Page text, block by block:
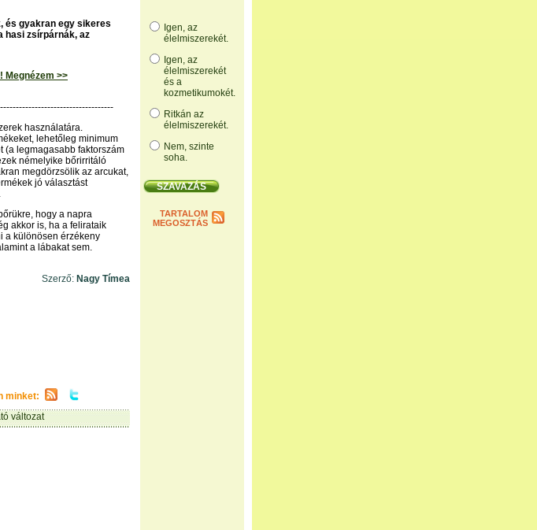
Igen, az
élelmiszerekét.
Igen, az
élelmiszerekét
és a
kozmetikumokét.
Ritkán az
élelmiszerekét.
Nem, szinte
soha.
TARTALOM
MEGOSZTÁS
és gyakran egy sikeres
hasi zsírpárnák, az
Megnézem >>
használatára.
lehetőleg minimum
(a legmagasabb faktorszám
némelyike bőrirritáló
megdörzsölik az arcukat,
jó választást
hogy a napra
akkor is, ha a felirataik
a különösen érzékeny
a lábakat sem.
Szerző: Nagy Tímea
minket:
változat